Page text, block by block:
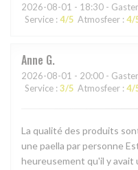
2026-08-01 - 18:30 -
Service : 4/5 Atmosfeer : 4/
Anne G
2026-08-01 - 20:00 -
Service : 3/5 Atmosfeer : 4/
La qualité des produits
une paella par personne
heureusement qu'il y avait